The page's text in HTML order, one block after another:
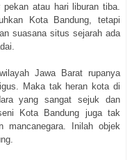
atau hari liburan tiba.
Kota Bandung, tetapi
suasana situs sejarah ada
Jawa Barat rupanya
Maka tak heran kota di
yang sangat sejuk dan
Kota Bandung juga tak
mancanegara. Inilah objek